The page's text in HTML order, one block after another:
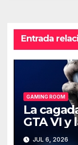
Entrada
GAMING ROOM
La
GTA VI y
Gaming
JUL 6, 2026